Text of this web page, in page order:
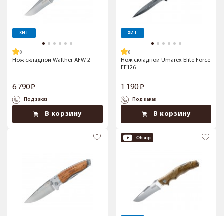
ХИТ
Нож складной Walther AFW 2
6 790
Под заказ
В корзину
ХИТ
Нож складной Umarex Elite Force
EF126
1 190
Под заказ
В корзину